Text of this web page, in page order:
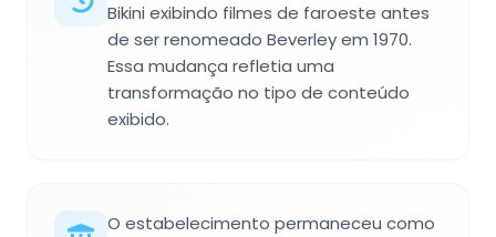
Bikini exibindo filmes de faroeste antes
de ser renomeado Beverley em 1970.
Essa mudança refletia uma
transformação no tipo de conteúdo
exibido.
O estabelecimento permaneceu como